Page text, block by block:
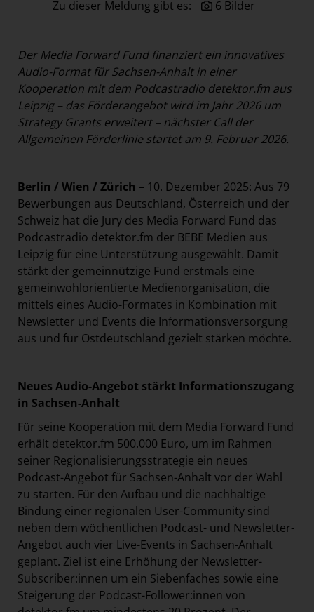
Paradies Garten
section.d
Swiss Life Select
The Companion
The Hoxton
Unibail-Rodamco-Westfield
NMK
MEDIA
KONTAKT
Zu dieser Meldung gibt es: 6 Bilder
Der Media Forward Fund finanziert ein innovatives
Audio-Format für Sachsen-Anhalt in einer
Kooperation mit dem Podcastradio detektor.fm aus
Leipzig – das Förderangebot wird im Jahr 2026 um
Strategy Grants erweitert – nächster Call der
Allgemeinen Förderlinie startet am 9. Februar 2026.
Berlin / Wien / Zürich – 10. Dezember 2025: Aus 79
Bewerbungen aus Deutschland, Österreich und der
Schweiz hat die Jury des Media Forward Fund das
Podcastradio detektor.fm der BEBE Medien aus
Leipzig für eine Unterstützung ausgewählt. Damit
stärkt der gemeinnützige Fund erstmals eine
gemeinwohlorientierte Medienorganisation, die
mittels eines Audio-Formates in Kombination mit
Newsletter und Events die Informationsversorgung
aus und für Ostdeutschland gezielt stärken möchte.
Neues Audio-Angebot stärkt Informationszugang
in Sachsen-Anhalt
Für seine Kooperation mit dem Media Forward Fund
erhält detektor.fm 500.000 Euro, um im Rahmen
seiner Regionalisierungsstrategie ein neues
Podcast-Angebot für Sachsen-Anhalt vor der Wahl
zu starten. Für den Aufbau und die nachhaltige
Bindung einer regionalen User-Community sind
neben dem wöchentlichen Podcast- und Newsletter-
Angebot auch vier Live-Events in Sachsen-Anhalt
geplant. Ziel ist eine Erhöhung der Newsletter-
Subscriber:innen um ein Siebenfaches sowie eine
Steigerung der Podcast-Follower:innen von